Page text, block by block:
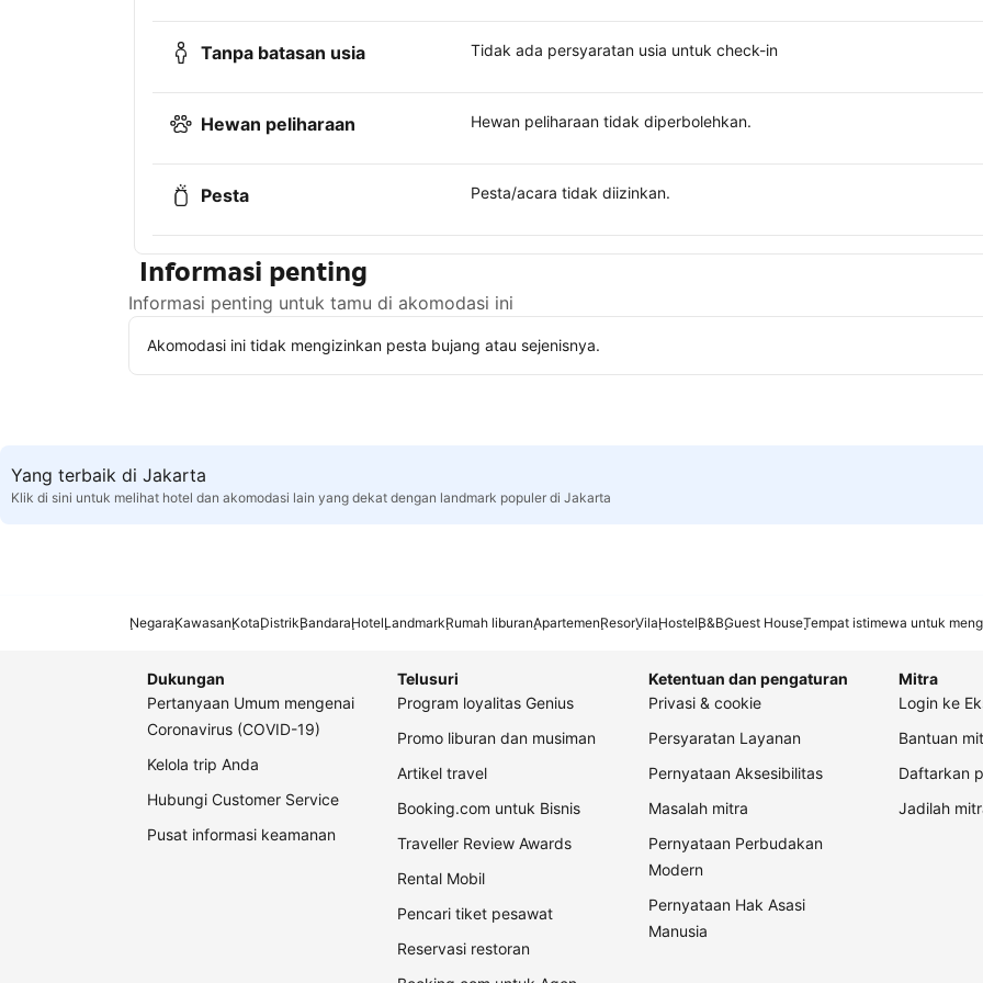
Tanpa batasan usia Tidak ada persyaratan usia untuk check-in
Hewan peliharaan Hewan peliharaan tidak diperbolehkan.
Pesta Pesta/acara tidak diizinkan.
Informasi penting
Informasi penting untuk tamu di akomodasi ini
Akomodasi ini tidak mengizinkan pesta bujang atau sejenisnya.
Yang terbaik di Jakarta
Klik di sini untuk melihat hotel dan akomodasi lain yang dekat dengan landmark populer di Jakarta
NegaraKawasanKotaDistrikBandaraHotelLandmarkRumah liburanApartemenResorVilaHostelB&BGuest HouseTempat istimewa untuk
Dukungan
Pertanyaan Umum mengenai
Coronavirus (COVID-19)
Kelola trip Anda
Hubungi Customer Service
Pusat informasi keamanan
Telusuri
Program loyalitas Genius
Promo liburan dan musiman
Artikel travel
Booking.com untuk Bisnis
Traveller Review Awards
Rental Mobil
Pencari tiket pesawat
Reservasi restoran
Ketentuan dan pengaturan
Privasi & cookie
Persyaratan Layanan
Pernyataan Aksesibilitas
Masalah mitra
Pernyataan Perbudakan
Modern
Pernyataan Hak Asasi
Manusia
Mitra
Login ke
Bantuan
Daftarkan
Jadilah